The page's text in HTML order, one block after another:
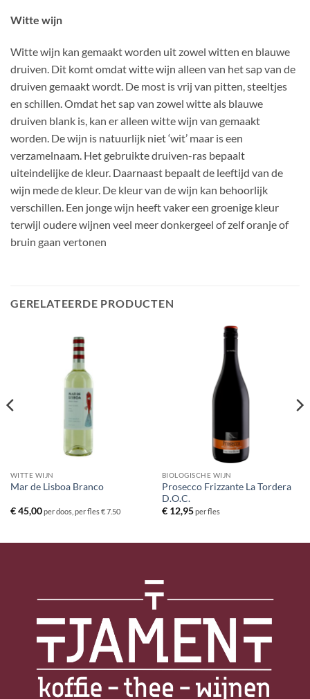
Witte wijn
Witte wijn kan gemaakt worden uit zowel witten en blauwe
druiven. Dit komt omdat witte wijn alleen van het sap van de
druiven gemaakt wordt. De most is vrij van pitten, steeltjes
en schillen. Omdat het sap van zowel witte als blauwe
druiven blank is, kan er alleen witte wijn van gemaakt
worden. De wijn is natuurlijk niet ‘wit’ maar is een
verzamelnaam. Het gebruikte druiven-ras bepaalt
uiteindelijke de kleur. Daarnaast bepaalt de leeftijd van de
wijn mede de kleur. De kleur van de wijn kan behoorlijk
verschillen. Een jonge wijn heeft vaker een groenige kleur
terwijl oudere wijnen veel meer donkergeel of zelf oranje of
bruin gaan vertonen
GERELATEERDE PRODUCTEN
WITTE WIJN
Mar de Lisboa Branco
€45,00per doos, per fles € 7.50
BIOLOGISCHE WIJN
Prosecco Frizzante La Tordera
D.O.C.
€12,95per fles